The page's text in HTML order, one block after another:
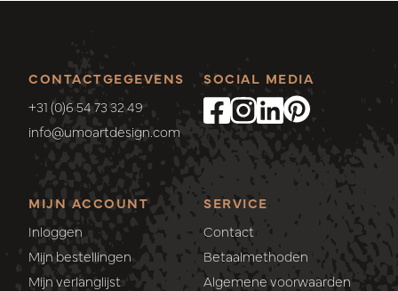
CONTACTGEGEVENS
+31 (0)6 54 73 32 49
info@umoartdesign.com
MIJN ACCOUNT
Inloggen
Mijn bestellingen
Mijn verlanglijst
SERVICE
Contact
Betaalmethoden
Algemene voorwaarden
SOCIAL MEDIA